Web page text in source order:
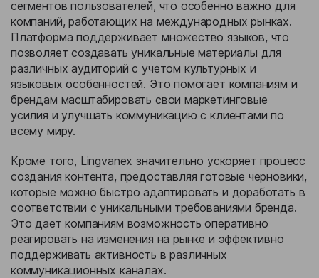
сегментов пользователей, что особенно важно для
компаний, работающих на международных рынках.
Платформа поддерживает множество языков, что
позволяет создавать уникальные материалы для
различных аудиторий с учетом культурных и
языковых особенностей. Это помогает компаниям и
брендам масштабировать свои маркетинговые
усилия и улучшать коммуникацию с клиентами по
всему миру.
Кроме того, Lingvanex значительно ускоряет процесс
создания контента, предоставляя готовые черновики,
которые можно быстро адаптировать и доработать в
соответствии с уникальными требованиями бренда.
Это дает компаниям возможность оперативно
реагировать на изменения на рынке и эффективно
поддерживать активность в различных
коммуникационных каналах.